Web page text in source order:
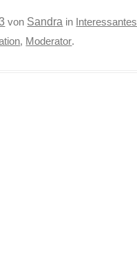
von Sandra in Interessantes
, Moderator.